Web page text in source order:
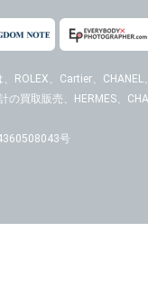
、ROLEX、Cartier、CHANEL
の買取販売、HERMES、
号